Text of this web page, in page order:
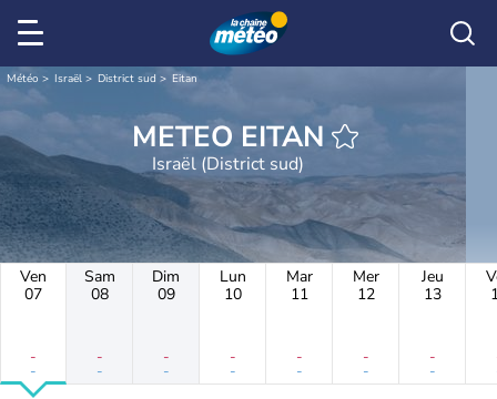
Météo Israël District sud Eitan
METEO EITAN
Israël (District sud)
Ven
07
-
-
Sam
08
-
-
Dim
09
-
-
Lun
10
-
-
Mar
11
-
-
Mer
12
-
-
Jeu
13
-
-